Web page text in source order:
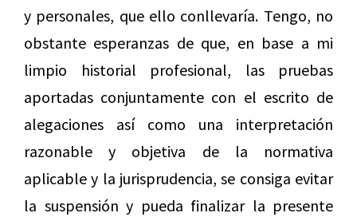
y personales, que ello conllevaría. Tengo, no
obstante esperanzas de que, en base a mi
limpio historial profesional, las pruebas
aportadas conjuntamente con el escrito de
alegaciones así como una interpretación
razonable y objetiva de la normativa
aplicable y la jurisprudencia, se consiga evitar
la suspensión y pueda finalizar la presente